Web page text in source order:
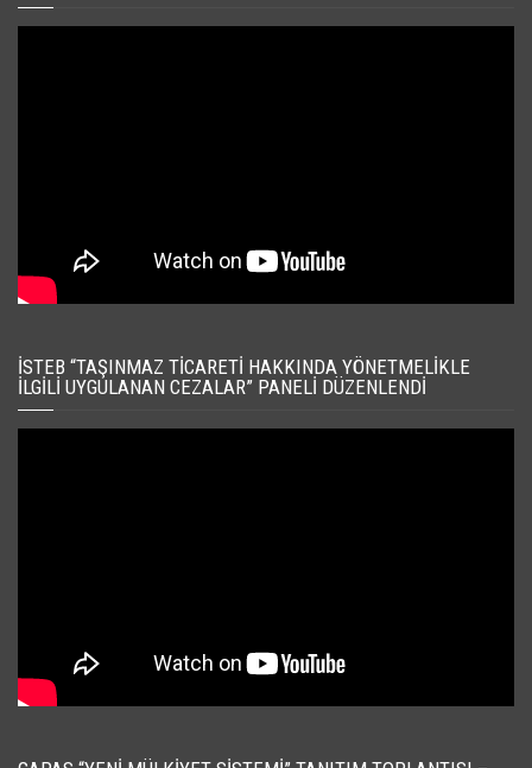
İSTEB “TAŞINMAZ TICARETI HAKKINDA YÖNETMELIKLE
İLGILI UYGULANAN CEZALAR” PANELI DÜZENLENDI